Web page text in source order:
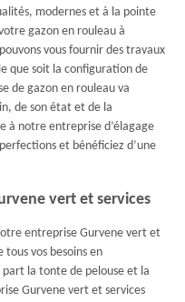
modernes et à la pointe
gazon en rouleau à
vous fournir des travaux
que soit la configuration de
de gazon en rouleau va
de son état et de la
à notre entreprise d’élagage
et bénéficiez d’une
vert et services
entreprise Gurvene vert et
tous vos besoins en
la tonte de pelouse et la
Gurvene vert et services